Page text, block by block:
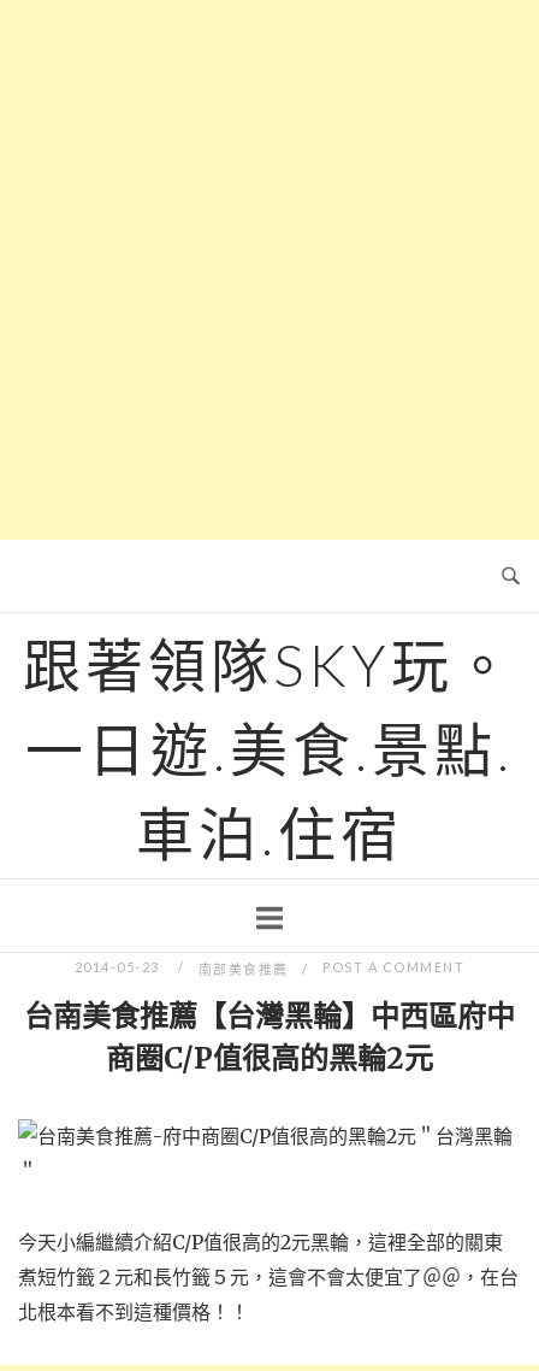
跟著領隊SKY玩。
一日遊.美食.景點.
車泊.住宿
2014-05-23 南部美食推薦 POST A COMMENT
台南美食推薦【台灣黑輪】中西區府中
商圈C/P值很高的黑輪2元
今天小編繼續介紹C/P值很高的2元黑輪，這裡全部的關東
煮短竹籤２元和長竹籤５元，這會不會太便宜了＠＠，在台
北根本看不到這種價格！！